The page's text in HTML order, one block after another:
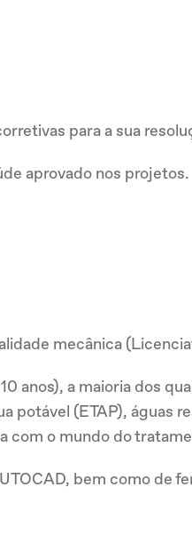
para a sua
aprovado nos projetos.
mecânica
anos), a maioria dos
(ETAP), águas
com o mundo do
bem como de